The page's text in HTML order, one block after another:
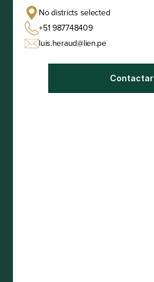
No districts selected
+51 987748409
luis.heraud@lien.pe
Contactar